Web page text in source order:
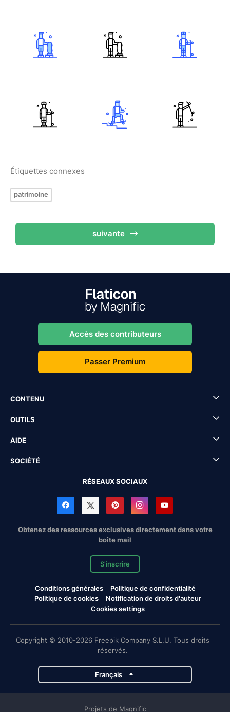
Étiquettes connexes
patrimoine
suivante
Accès des contributeurs
Passer Premium
CONTENU
OUTILS
AIDE
SOCIÉTÉ
RÉSEAUX SOCIAUX
Obtenez des ressources exclusives directement dans votre
boîte mail
S'inscrire
Conditions générales
Politique de confidentialité
Politique de cookies
Notification de droits d'auteur
Cookies settings
Copyright © 2010-2026 Freepik Company S.L.U. Tous droits
réservés.
Français
Projets de Magnific